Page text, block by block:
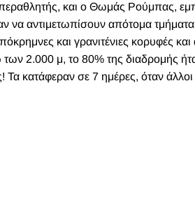
και ο Θωμάς Ρούμπας,
να αντιμετωπίσουν απότομα
και γρανιτένιες κορυφές και
2.000 μ, το 80% της διαδρομής
κατάφεραν σε 7 ημέρες, όταν